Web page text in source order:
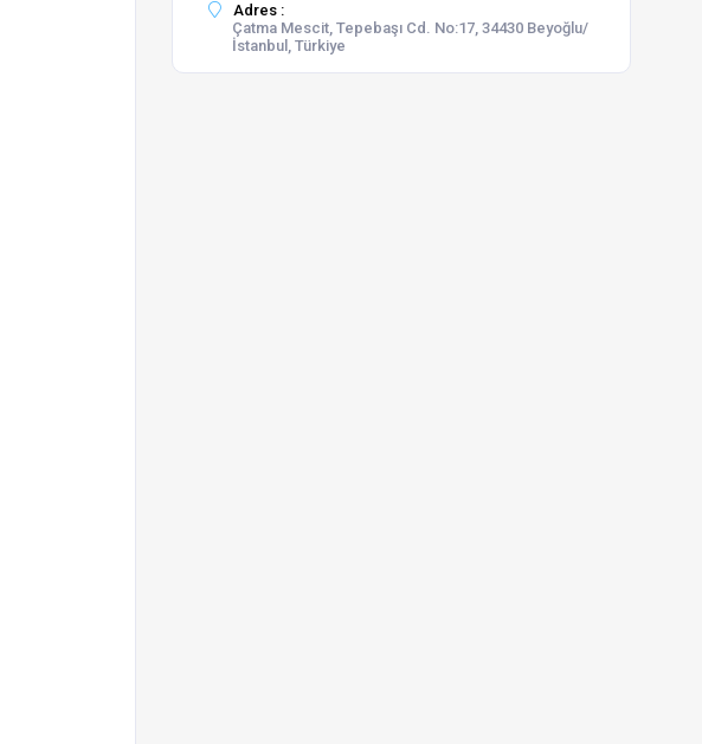
Adres :
Çatma Mescit, Tepebaşı Cd. No:17, 34430 Beyoğlu/
İstanbul, Türkiye